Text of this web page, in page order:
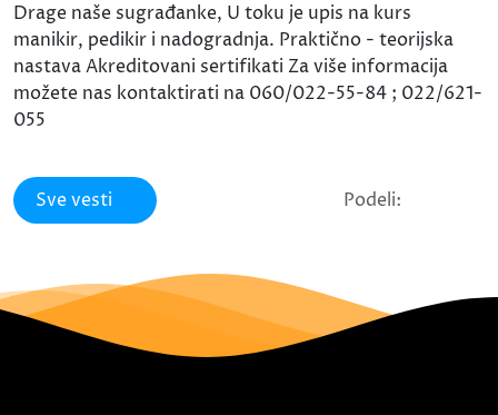
Drage naše sugrađanke, U toku je upis na kurs
manikir, pedikir i nadogradnja. Praktično - teorijska
nastava Akreditovani sertifikati Za više informacija
možete nas kontaktirati na 060/022-55-84 ; 022/621-
055
Sve vesti Podeli: